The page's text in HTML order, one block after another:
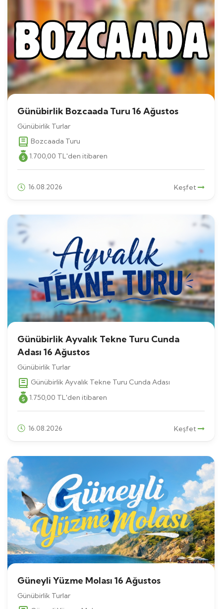
Günübirlik Bozcaada Turu 16 Ağustos
Günübirlik Turlar
Bozcaada Turu
1.700,00 TL'den itibaren
16.08.2026 Keşfet
Günübirlik Ayvalık Tekne Turu Cunda
Adası 16 Ağustos
Günübirlik Turlar
Günübirlik Ayvalık Tekne Turu Cunda Adası
1.750,00 TL'den itibaren
16.08.2026 Keşfet
Güneyli Yüzme Molası 16 Ağustos
Günübirlik Turlar